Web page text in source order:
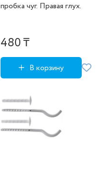
пробка чуг. Правая глух.
480 ₸
В корзину